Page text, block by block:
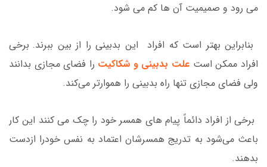
می رود و صمیمیت آن ها کم می شود.
بنابراین بهتر است که افراد این بدبینی را از بین ببرند. برخی
افراد ممکن است علت بدبینی و شکاکیت را فضای مجازی بدانند
ولی فضای مجازی تنها راه بدبینی را هموارتر می‌کند.
برخی از افراد دائماً پیام های همسر خود را چک می کنند این کار
باعث می‌شود به تدریج همسرشان اعتماد به نفس خودرا ازدست
بدهند.